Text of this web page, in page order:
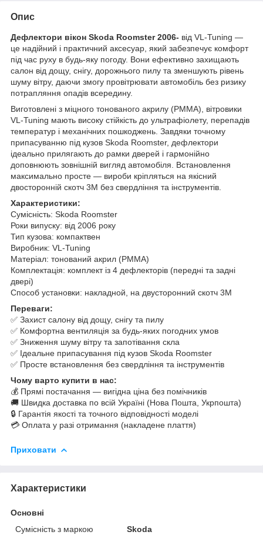
Опис
Дефлектори вікон Skoda Roomster 2006- від VL-Tuning —
це надійний і практичний аксесуар, який забезпечує комфорт
під час руху в будь-яку погоду. Вони ефективно захищають
салон від дощу, снігу, дорожнього пилу та зменшують рівень
шуму вітру, даючи змогу провітрювати автомобіль без ризику
потрапляння опадів всередину.
Виготовлені з міцного тонованого акрилу (PMMA), вітровики
VL-Tuning мають високу стійкість до ультрафіолету, перепадів
температур і механічних пошкоджень. Завдяки точному
припасуванню під кузов Skoda Roomster, дефлектори
ідеально прилягають до рамки дверей і гармонійно
доповнюють зовнішній вигляд автомобіля. Встановлення
максимально просте — вироби кріпляться на якісний
двосторонній скотч 3M без свердління та інструментів.
Характеристики:
Сумісність: Skoda Roomster
Роки випуску: від 2006 року
Тип кузова: компактвен
Виробник: VL-Tuning
Матеріал: тонований акрил (PMMA)
Комплектація: комплект із 4 дефлекторів (передні та задні
двері)
Способ установки: накладной, на двусторонний скотч 3M
Переваги:
✅ Захист салону від дощу, снігу та пилу
✅ Комфортна вентиляція за будь-яких погодних умов
✅ Зниження шуму вітру та запотівання скла
✅ Ідеальне припасування під кузов Skoda Roomster
✅ Просте встановлення без свердління та інструментів
Чому варто купити в нас:
💰 Прямі постачання — вигідна ціна без помічників
🚚 Швидка доставка по всій Україні (Нова Пошта, Укрпошта)
🔒 Гарантія якості та точного відповідності моделі
💳 Оплата у разі отримання (накладене плаття)
Приховати
Характеристики
Основні
Сумісність з маркою
Skoda